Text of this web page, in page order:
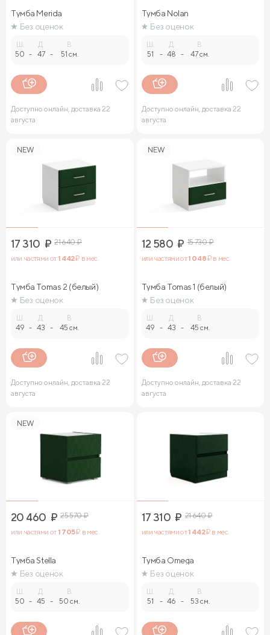
Тумба Merida
Без оценок
50 -
Д.
47 -
В.
51 см.
Доступно онлайн, доставка 22
августа
Тумба Nolan
Без оценок
51 -
Д.
48 -
В.
47 см.
Доступно онлайн, доставка 22
августа
NEW
17 310 ₽ 21 640₽
или частями от1 442₽ в мес.
Тумба Tomas 2 (белый)
Без оценок
49 -
Д.
43 -
В.
45 см.
Доступно онлайн, доставка 22
августа
NEW
12 580 ₽ 15 730₽
или частями от1 048₽ в мес.
Тумба Tomas 1 (белый)
Без оценок
49 -
Д.
43 -
В.
45 см.
Доступно онлайн, доставка 22
августа
NEW
20 460 ₽ 25 570₽
или частями от1 705₽ в мес.
Тумба Stella
Без оценок
50 -
Д.
45 -
В.
50 см.
17 310 ₽ 21 640₽
или частями от1 442₽ в мес.
Тумба Omega
Без оценок
51 -
Д.
46 -
В.
53 см.